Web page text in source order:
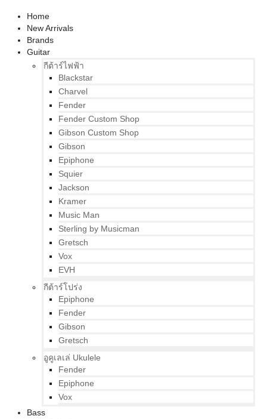
Home
New Arrivals
Brands
Guitar
กีต้าร์ไฟฟ้า
Blackstar
Charvel
Fender
Fender Custom Shop
Gibson Custom Shop
Gibson
Epiphone
Squier
Jackson
Kramer
Music Man
Sterling by Musicman
Gretsch
Vox
EVH
กีต้าร์โปร่ง
Epiphone
Fender
Gibson
Gretsch
อูคูเลเล่ Ukulele
Fender
Epiphone
Vox
Bass